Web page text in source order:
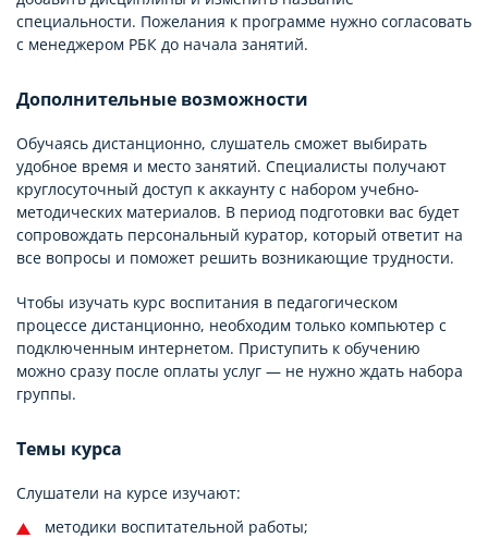
специальности. Пожелания к программе нужно согласовать
с менеджером РБК до начала занятий.
Дополнительные возможности
Обучаясь дистанционно, слушатель сможет выбирать
удобное время и место занятий. Специалисты получают
круглосуточный доступ к аккаунту с набором учебно-
методических материалов. В период подготовки вас будет
сопровождать персональный куратор, который ответит на
все вопросы и поможет решить возникающие трудности.
Чтобы изучать курс воспитания в педагогическом
процессе дистанционно, необходим только компьютер с
подключенным интернетом. Приступить к обучению
можно сразу после оплаты услуг — не нужно ждать набора
группы.
Темы курса
Слушатели на курсе изучают:
методики воспитательной работы;